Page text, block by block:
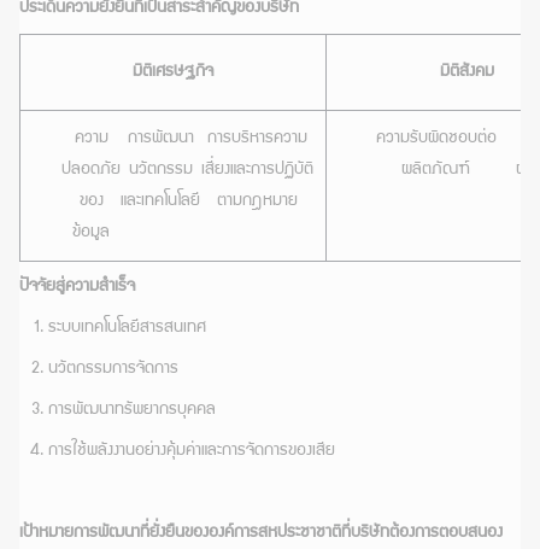
ประเด็นความยั่งยืนที่เป็นสาระสำคัญของบริษัท
มิติเศรษฐกิจ มิติสังคม
ความ
ปลอดภัย
ของ
ข้อมูล
การพัฒนา
นวัตกรรม
และเทคโนโลยี
การบริหารความ
เสี่ยงและการปฏิบัติ
ตามกฎหมาย
ความรับผิดชอบต่อ
ผลิตภัณฑ์ ผ
ปัจจัยสู่ความสำเร็จ
ระบบเทคโนโลยีสารสนเทศ
นวัตกรรมการจัดการ
การพัฒนาทรัพยากรบุคคล
การใช้พลังงานอย่างคุ้มค่าและการจัดการของเสีย
เป้าหมายการพัฒนาที่ยั่งยืนขององค์การสหประชาชาติที่บริษัทต้องการตอบสนอง